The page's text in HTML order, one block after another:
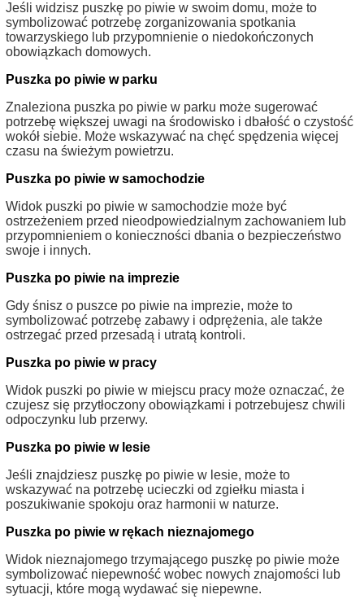
Jeśli widzisz puszkę po piwie w swoim domu, może to
symbolizować potrzebę zorganizowania spotkania
towarzyskiego lub przypomnienie o niedokończonych
obowiązkach domowych.
Puszka po piwie w parku
Znaleziona puszka po piwie w parku może sugerować
potrzebę większej uwagi na środowisko i dbałość o czystość
wokół siebie. Może wskazywać na chęć spędzenia więcej
czasu na świeżym powietrzu.
Puszka po piwie w samochodzie
Widok puszki po piwie w samochodzie może być
ostrzeżeniem przed nieodpowiedzialnym zachowaniem lub
przypomnieniem o konieczności dbania o bezpieczeństwo
swoje i innych.
Puszka po piwie na imprezie
Gdy śnisz o puszce po piwie na imprezie, może to
symbolizować potrzebę zabawy i odprężenia, ale także
ostrzegać przed przesadą i utratą kontroli.
Puszka po piwie w pracy
Widok puszki po piwie w miejscu pracy może oznaczać, że
czujesz się przytłoczony obowiązkami i potrzebujesz chwili
odpoczynku lub przerwy.
Puszka po piwie w lesie
Jeśli znajdziesz puszkę po piwie w lesie, może to
wskazywać na potrzebę ucieczki od zgiełku miasta i
poszukiwanie spokoju oraz harmonii w naturze.
Puszka po piwie w rękach nieznajomego
Widok nieznajomego trzymającego puszkę po piwie może
symbolizować niepewność wobec nowych znajomości lub
sytuacji, które mogą wydawać się niepewne.